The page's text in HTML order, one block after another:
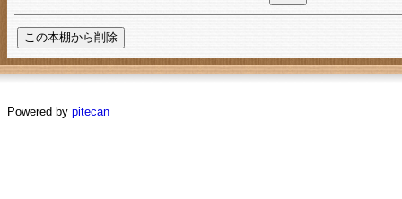
Powered by pitecan